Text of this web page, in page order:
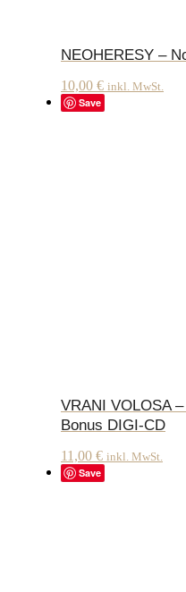
NEOHERESY –
10,00 € inkl. MwSt.
Save
VRANI VOLOSA
Bonus DIGI-CD
11,00 € inkl. MwSt.
Save